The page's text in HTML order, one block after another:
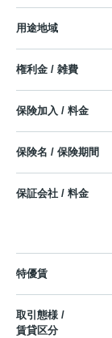
用途地域
権利金 / 雑費
保険加入 / 料金
保険名 / 保険期間
保証会社 / 料金
特優賃
取引態様 /
賃貸区分